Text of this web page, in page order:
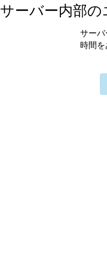
サーバー内部
サーバ
時間を